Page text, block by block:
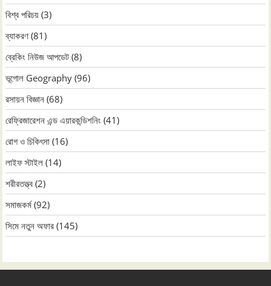
বিশ্ব পরিচয় (3)
ব্যাকরণ (81)
ব্রেকিং নিউজ আপডেট (8)
ভূগোল Geography (96)
রসায়ন বিজ্ঞান (68)
রেফ্রিজারেশন এন্ড এয়ারকন্ডিশনিং (41)
রোগ ও চিকিৎসা (16)
লাইফ স্টাইল (14)
শরীরতত্ত্ব (2)
সমাজকর্ম(92)
সিমে নতুন ‍অফার (145)